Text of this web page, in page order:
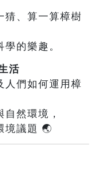
猜、算一算樟樹
的樂趣。
活
人們如何運用樟
然環境，
境議題 🌏